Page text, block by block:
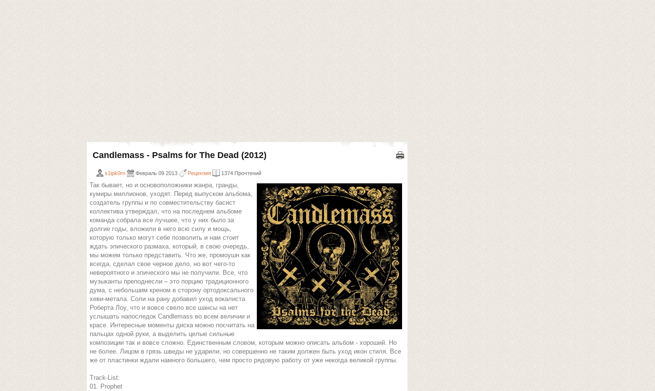
Candlemass - Psalms for The Dead (2012)
s1ipk0rn Февраль 09 2013 Рецензия 1374 Прочтений
Так бывает, но и основоположники жанра, гранды,
кумиры миллионов, уходят. Перед выпуском альбома,
создатель группы и по совместительству басист
коллектива утверждал, что на последнем альбоме
команда собрала все лучшее, что у них было за
долгие годы, вложили в него всю силу и мощь,
которую только могут себе позволить и нам стоит
ждать эпического размаха, который, в свою очередь,
мы можем только представить. Что же, промоушн как
всегда, сделал свое черное дело, но вот чего-то
невероятного и эпического мы не получили. Все, что
музыканты преподнесли – это порцию традиционного
дума, с небольшим креном в сторону ортодоксального
хеви-метала. Соли на рану добавил уход вокалиста
Роберта Лоу, что и вовсе свело все шансы на нет
услышать напоследок Candlemass во всем величии и
красе. Интересные моменты диска можно посчитать на
пальцах одной руки, а выделить целые сильные
композиции так и вовсе сложно. Единственным словом, которым можно описать альбом - хороший. Но
не более. Лицом в грязь шведы не ударили, но совершенно не таким должен быть уход икон стиля. Все
же от пластинки ждали намного большего, чем просто рядовую работу от уже некогда великой группы.
Track-List:
01. Prophet